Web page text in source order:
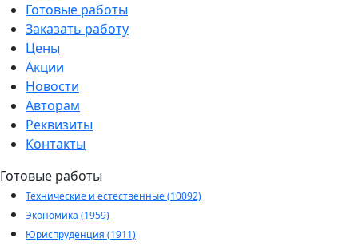
Готовые работы
Заказать работу
Цены
Акции
Новости
Авторам
Реквизиты
Контакты
Готовые работы
Технические и естественные (10092)
Экономика (1959)
Юриспруденция (1911)